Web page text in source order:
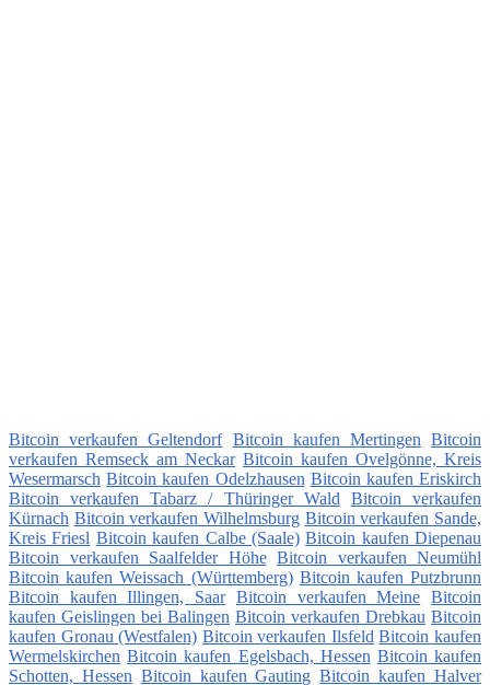
Bitcoin verkaufen Geltendorf Bitcoin kaufen Mertingen Bitcoin
verkaufen Remseck am Neckar Bitcoin kaufen Ovelgönne, Kreis
Wesermarsch Bitcoin kaufen Odelzhausen Bitcoin kaufen Eriskirch
Bitcoin verkaufen Tabarz / Thüringer Wald
Bitcoin verkaufen
Kürnach Bitcoin verkaufen Wilhelmsburg Bitcoin verkaufen Sande,
Kreis Friesl Bitcoin kaufen Calbe (Saale) Bitcoin kaufen Diepenau
Bitcoin verkaufen Saalfelder Höhe Bitcoin verkaufen Neumühl
Bitcoin kaufen Weissach (Württemberg) Bitcoin kaufen Putzbrunn
Bitcoin kaufen Illingen, Saar Bitcoin verkaufen Meine Bitcoin
kaufen Geislingen bei Balingen Bitcoin verkaufen Drebkau Bitcoin
kaufen Gronau (Westfalen) Bitcoin verkaufen Ilsfeld Bitcoin kaufen
Wermelskirchen Bitcoin kaufen Egelsbach, Hessen Bitcoin kaufen
Schotten, Hessen Bitcoin kaufen Gauting Bitcoin kaufen Halver